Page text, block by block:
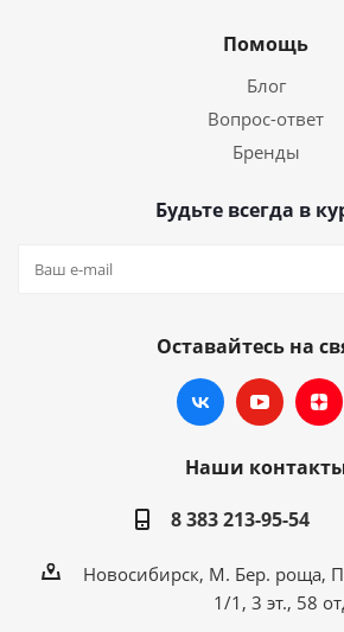
Помощь
Блог
Вопрос-ответ
Бренды
Будьте всегда в
Оставайтесь на
Наши
8 383 213-95-54
Новосибирск, М. Бер. роща,
1/1, 3 эт., 58